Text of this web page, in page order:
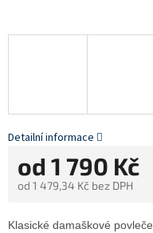
od 1 790 Kč
od 1 479,34 Kč bez DPH
Klasické damaškové
Detailní informace